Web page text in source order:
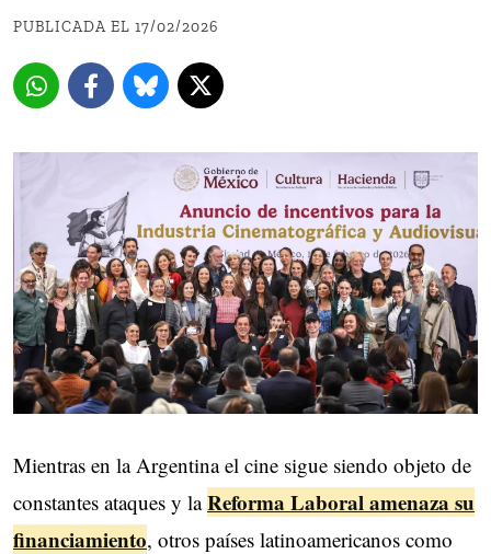
PUBLICADA EL 17/02/2026
Mientras en la Argentina el cine sigue siendo objeto de
constantes ataques y laReforma Laboral amenaza su
financiamiento, otros países latinoamericanos como